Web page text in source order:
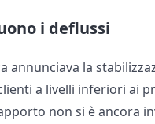
i deflussi
annunciava la
a livelli inferiori ai
non si è ancora